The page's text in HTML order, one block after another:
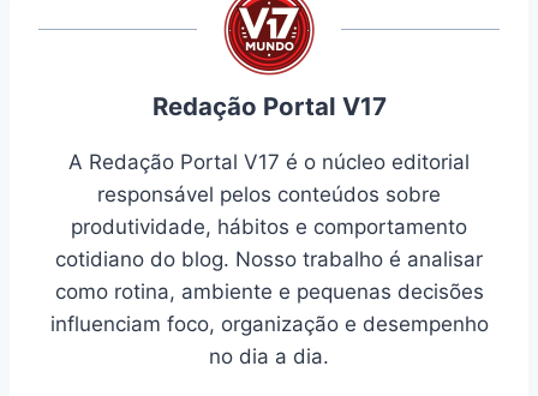
Redação Portal V17
A Redação Portal V17 é o núcleo editorial
responsável pelos conteúdos sobre
produtividade, hábitos e comportamento
cotidiano do blog. Nosso trabalho é analisar
como rotina, ambiente e pequenas decisões
influenciam foco, organização e desempenho
no dia a dia.